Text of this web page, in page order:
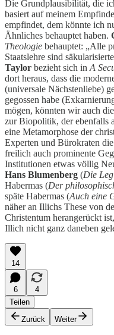
Die Grundplausibilität, die
basiert auf meinem
empfindet, dem könnte ich
Ähnliches behauptet haben.
Theologie behauptet: „Alle
Staatslehre sind
Taylor bezieht sich in A
dort heraus, dass die
(universale Nächstenliebe)
gegossen habe
mögen, könnten wir auch
zur Biopolitik, der ebenfalls
eine Metamorphose der
Experten und Bürokraten
freilich auch prominente
Institutionen etwas völlig
Hans Blumenberg (Die
Habermas (Der
späte Habermas (Auch eine
näher an Illichs These von
Christentum herangerückt
Illich nicht ganz daneben
14
6
4
Teilen
Zurück
Weiter